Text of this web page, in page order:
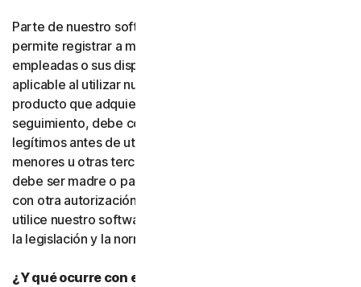
Parte de nuestro software o de nuestros servicios le
permite registrar a miembros de su familia, personas
empleadas o sus dispositivos. Debe cumplir la legislación
aplicable al utilizar nuestro software y servicios. Si el
producto que adquiere incluye funciones de
seguimiento, debe contar con el derecho y la autoridad
legítimos antes de utilizarlas para rastrear o supervisar a
menores u otras terceras personas. Esto significa que
debe ser madre o padre, tutor o tutora legal, o contar
con otra autorización legal. Gen Digital exige que usted
utilice nuestro software y servicios de conformidad con
la legislación y la normativa aplicables.
¿Y qué ocurre con el software y los servicios